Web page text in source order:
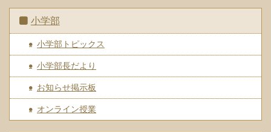
小学部
小学部トピックス
小学部長だより
お知らせ掲示板
オンライン授業